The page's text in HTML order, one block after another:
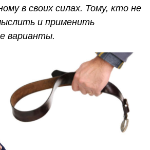
в своих силах. Тому, кто не
и применить
варианты.